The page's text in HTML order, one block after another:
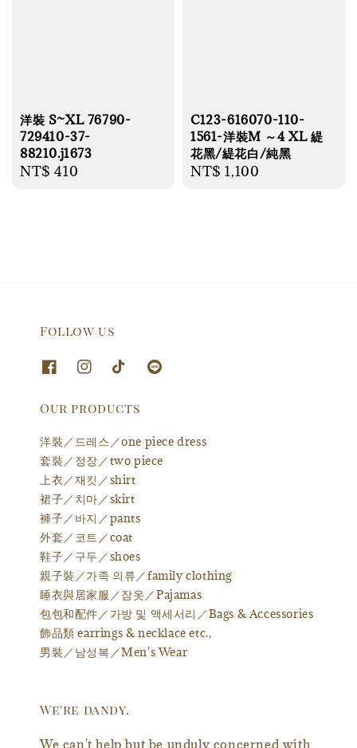
洋裝 S~XL 76790-
729410-37-
88210.j1673
Regular
NT$ 410
C123-616070-110-
1561-洋裝M ～4 XL 緹
花黑/緹花白/純黑
Regular
NT$ 1,100
Follow us
Our products
洋裝／드레스／one piece dress
套裝／정장／two piece
上衣／재킷／shirt
裙子／치마／skirt
褲子／바지／pants
外套／코트／coat
鞋子／구두／shoes
親子裝／가족 의류／family clothing
睡衣與居家服／잠옷／Pajamas
包包和配件／가방 및 액세서리／Bags & Accessories
飾品類 earrings & necklace etc.,
男裝／남성복／Men's Wear
We're dandy.
We can't help but be unduly concerned with